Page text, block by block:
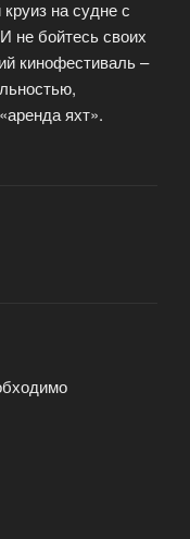
на судне с
не бойтесь своих
кинофестиваль –
яхт».